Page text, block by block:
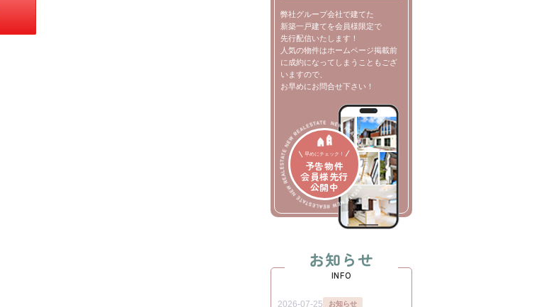
弊社グループ会社で建てた
新築一戸建てを会員様限定で
先行配信いたします！
人気の物件はホームページ掲載前
に成約になってしまうこともござ
いますので、
お早めにお問合せ下さい！
早めにチェック！
予告物件
会員様先行
公開中
お知らせ
INFO